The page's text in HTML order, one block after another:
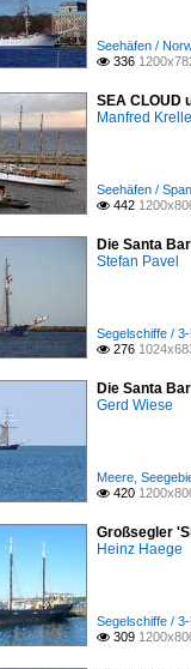
Seehäfen /
 336
SEA CLOUD
Manfred
Seehäfen /
 442
Die Santa
Stefan Pavel
Segelschiffe /
 276
Die Santa
Gerd Wiese
Meere,
 420
Großsegler
Heinz Haege
Segelschiffe /
 309